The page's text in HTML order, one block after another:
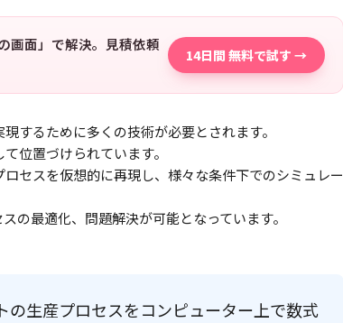
画面」で解決。見積依頼
14日間 無料で試す →
するために多くの技術が必要とされます。
位置づけられています。
セスを仮想的に再現し、様々な条件下でのシミュレー
の最適化、問題解決が可能となっています。
の生産プロセスをコンピューター上で数式